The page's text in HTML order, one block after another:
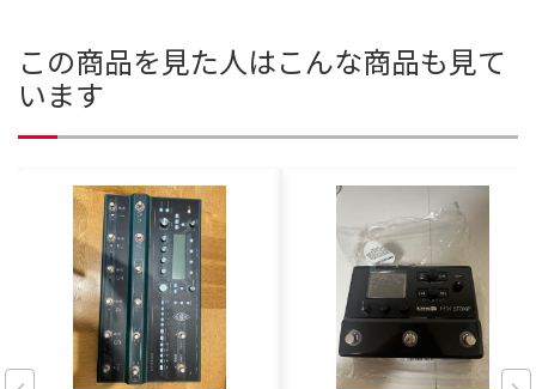
この商品を見た人はこんな商品も見て
います